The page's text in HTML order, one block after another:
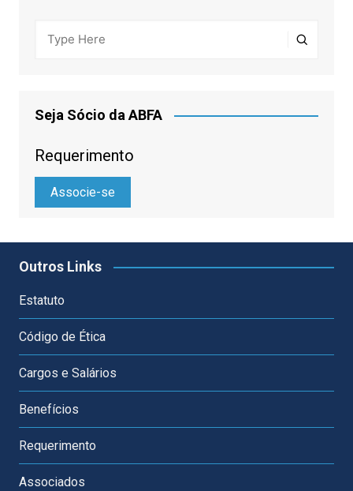
Seja Sócio da ABFA
Requerimento
Associe-se
Outros Links
Estatuto
Código de Ética
Cargos e Salários
Benefícios
Requerimento
Associados